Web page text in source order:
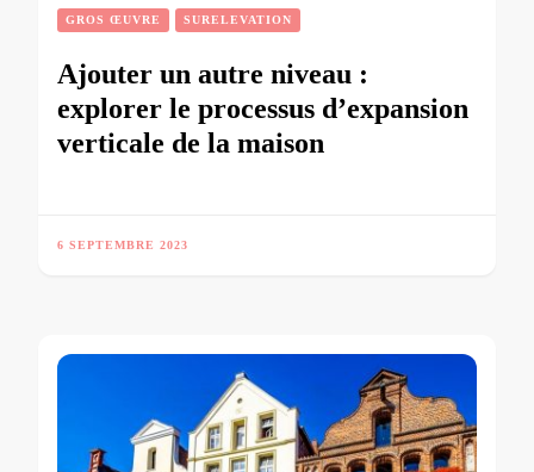
GROS ŒUVRE SURELEVATION
Ajouter un autre niveau :
explorer le processus d’expansion
verticale de la maison
6 SEPTEMBRE 2023